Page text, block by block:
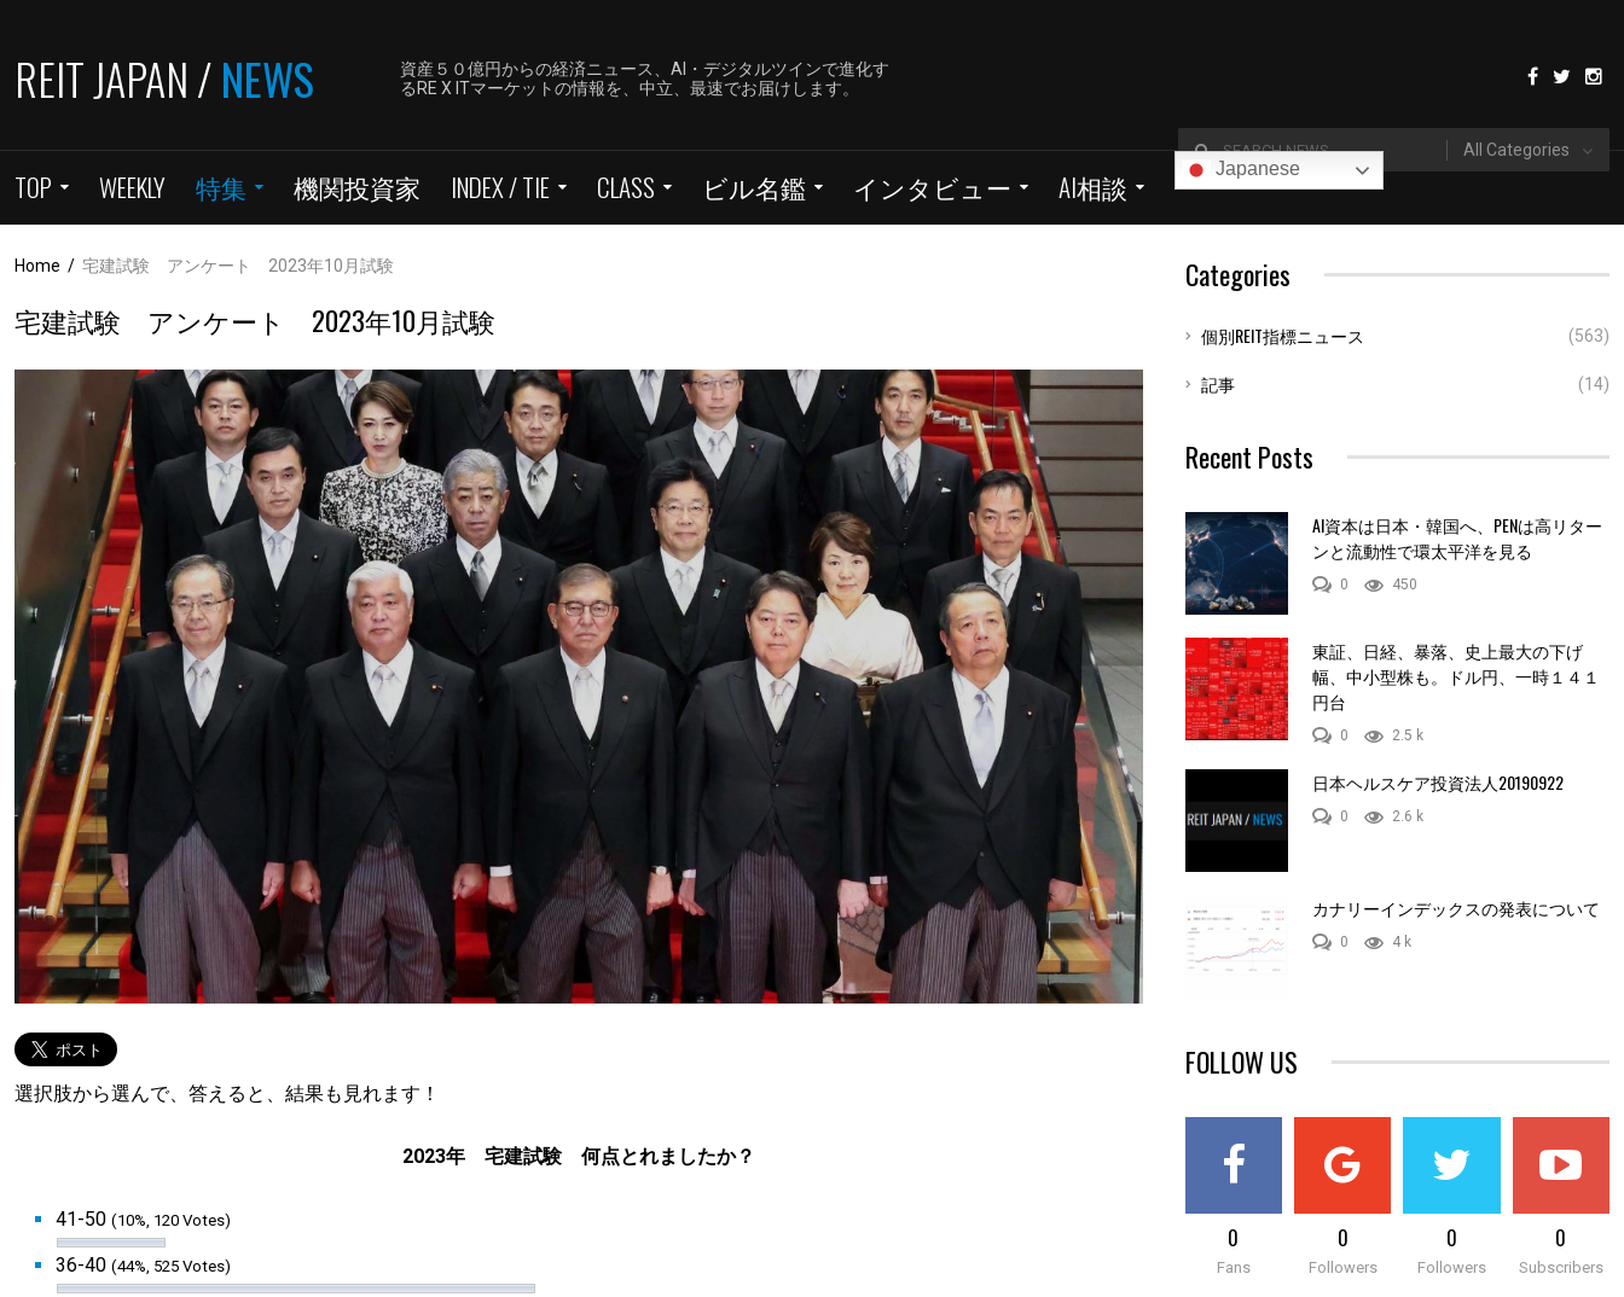
REIT JAPAN /NEWS
資産５０億円からの経済ニュース、AI・デジタルツインで進化す
るRE X ITマーケットの情報を、中立、最速でお届けします。
All Categories
TOP WEEKLY 特集 機関投資家 INDEX / TIE CLASS ビル名鑑 インタビュー AI相談 Japanese
Home / 宅建試験 アンケート 2023年10月試験
宅建試験 アンケート 2023年10月試験
選択肢から選んで、答えると、結果も見れます！
2023年 宅建試験 何点とれましたか？
41-50 (10%, 120 Votes)
36-40 (44%, 525 Votes)
Categories
個別REIT指標ニュース (563)
記事 (14)
Recent Posts
AI資本は日本・韓国へ、PENは高リター
ンと流動性で環太平洋を見る
0 450
東証、日経、暴落、史上最大の下げ
幅、中小型株も。ドル円、一時１４１
円台
0 2.5 k
日本ヘルスケア投資法人20190922
0 2.6 k
カナリーインデックスの発表について
0 4 k
FOLLOW US
0
Fans
0
Followers
0
Followers
0
Subscribers